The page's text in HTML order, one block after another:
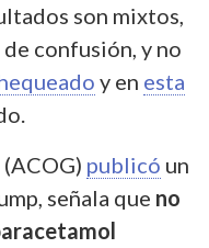
son mixtos,
confusión, y no
y en esta
publicó un
señala que no